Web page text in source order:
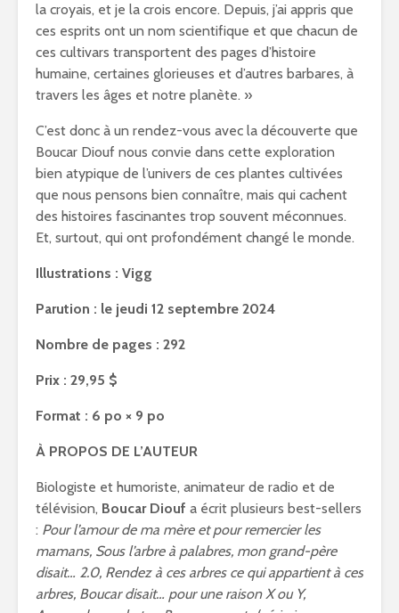
la croyais, et je la crois encore. Depuis, j’ai appris que
ces esprits ont un nom scientifique et que chacun de
ces cultivars transportent des pages d’histoire
humaine, certaines glorieuses et d’autres barbares, à
travers les âges et notre planète. »
C’est donc à un rendez-vous avec la découverte que
Boucar Diouf nous convie dans cette exploration
bien atypique de l’univers de ces plantes cultivées
que nous pensons bien connaître, mais qui cachent
des histoires fascinantes trop souvent méconnues.
Et, surtout, qui ont profondément changé le monde.
Illustrations : Vigg
Parution : le jeudi 12 septembre 2024
Nombre de pages : 292
Prix : 29,95 $
Format : 6 po × 9 po
À PROPOS DE L’AUTEUR
Biologiste et humoriste, animateur de radio et de
télévision, Boucar Diouf a écrit plusieurs best-sellers
: Pour l’amour de ma mère et pour remercier les
mamans, Sous l’arbre à palabres, mon grand-père
disait… 2.0, Rendez à ces arbres ce qui appartient à ces
arbres, Boucar disait… pour une raison X ou Y,